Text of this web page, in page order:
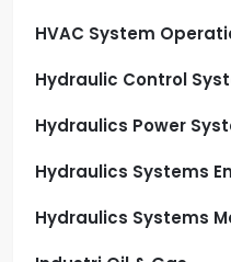
HVAC System
Hydraulic Control
Hydraulics Power
Hydraulics Systems
Hydraulics Systems